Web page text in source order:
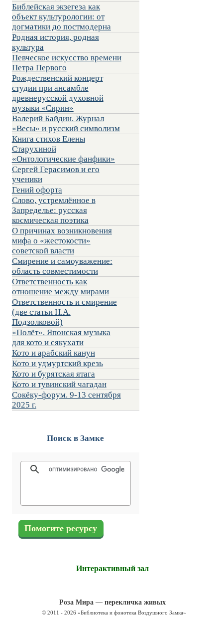
Библейская экзегеза как
объект культурологии: от
догматики до постмодерна
Родная история, родная
культура
Певческое искусство времени
Петра Первого
Рождественский концерт
студии при ансамбле
древнерусской духовной
музыки «Сирин»
Валерий Байдин. Журнал
«Весы» и русский символизм
Книга стихов Елены
Старухиной
«Онтологические фанфики»
Сергей Герасимов и его
ученики
Гений офорта
Слово, устремлённое в
Запределье: русская
космическая поэтика
О причинах возникновения
мифа о «жестокости»
советской власти
Смирение и самоуважение:
область совместимости
Ответственность как
отношение между мирами
Ответственность и смирение
(две статьи Н.А.
Подзолковой)
«Полёт». Японская музыка
для кото и сякухати
Кото и арабский канун
Кото и удмуртский крезь
Кото и бурятская ятага
Кото и тувинский чагадан
Сокёку-форум. 9-13 сентября
2025 г.
Поиск в Замке
© 2011 - 2026 «Библиотека и фонотека Воздушного Замка»
Интерактивный зал
Роза Мира — перекличка живых
Помогите ресурсу